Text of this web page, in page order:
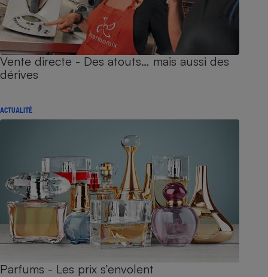
Vente directe - Des atouts… mais aussi des
dérives
ACTUALITÉ
Parfums - Les prix s’envolent